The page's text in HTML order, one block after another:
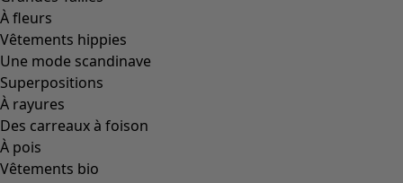
À fleurs
Vêtements hippies
Une mode scandinave
Superpositions
À rayures
Des carreaux à foison
À pois
Vêtements bio